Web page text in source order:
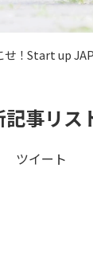
せ！Start up
記事リス
ツイート